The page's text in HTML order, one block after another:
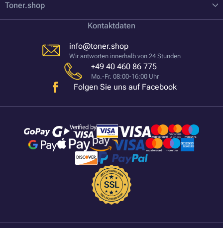
Toner.shop
Kontaktdaten
info@toner.shop
Wir antworten innerhalb von 24 Stunden
+49 40 460 86 775
Mo.-Fr. 08:00-16:00 Uhr
Folgen Sie uns auf Facebook